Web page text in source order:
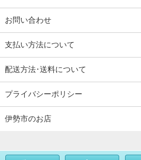
お問い合わせ
支払い方法について
配送方法･送料について
プライバシーポリシー
伊勢市のお店